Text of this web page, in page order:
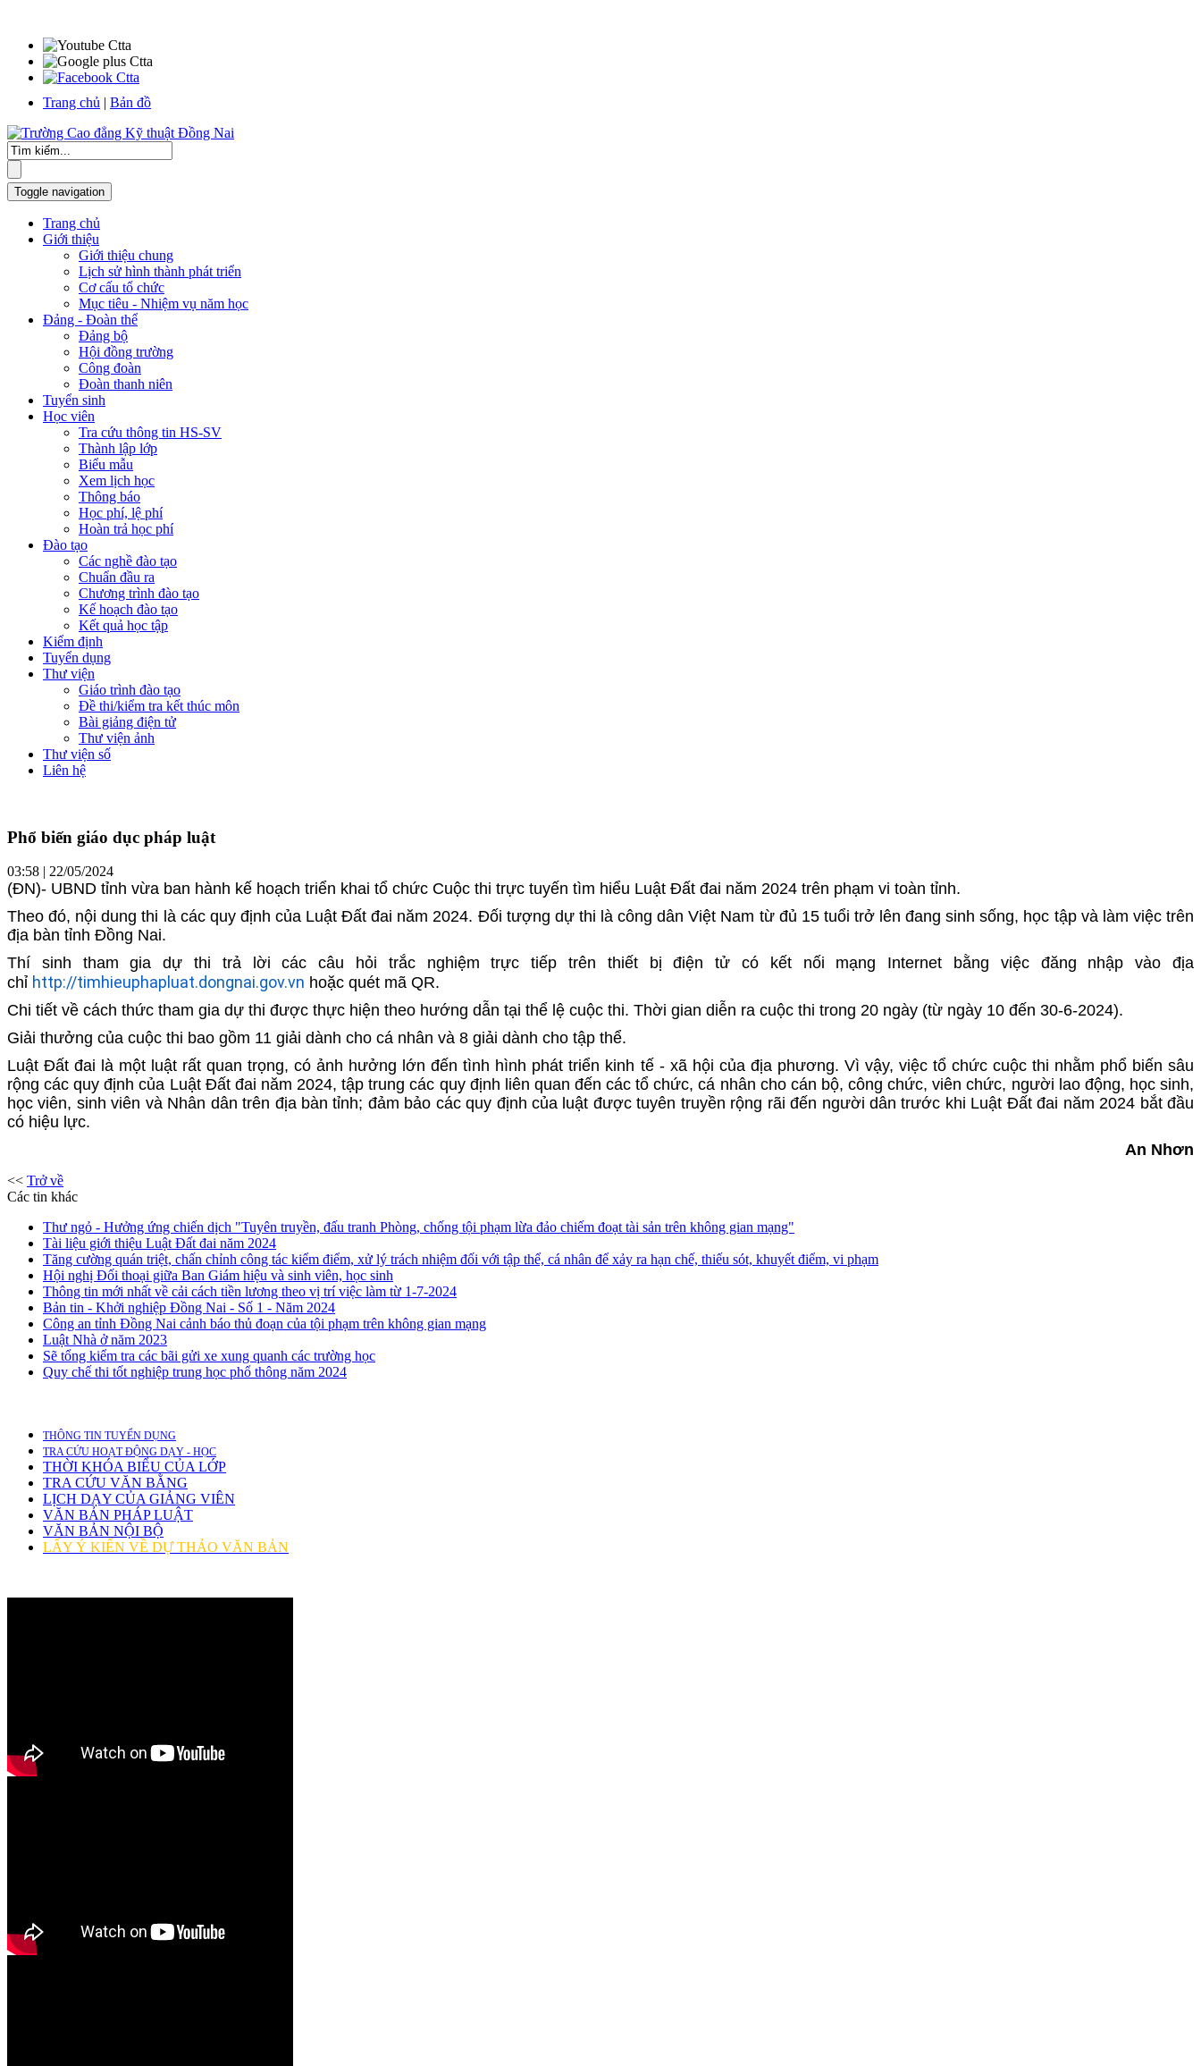
Trang chủ | Bản đồ
Toggle navigation
Trang chủ
Giới thiệu
Giới thiệu chung
Lịch sử hình thành phát triển
Cơ cấu tổ chức
Mục tiêu - Nhiệm vụ năm học
Đảng - Đoàn thể
Đảng bộ
Hội đồng trường
Công đoàn
Đoàn thanh niên
Tuyển sinh
Học viên
Tra cứu thông tin HS-SV
Thành lập lớp
Biểu mẫu
Xem lịch học
Thông báo
Học phí, lệ phí
Hoàn trả học phí
Đào tạo
Các nghề đào tạo
Chuẩn đầu ra
Chương trình đào tạo
Kế hoạch đào tạo
Kết quả học tập
Kiểm định
Tuyển dụng
Thư viện
Giáo trình đào tạo
Đề thi/kiểm tra kết thúc môn
Bài giảng điện tử
Thư viện ảnh
Thư viện số
Liên hệ
Phổ biến giáo dục pháp luật
03:58 | 22/05/2024
(ĐN)- UBND tỉnh vừa ban hành kế hoạch triển khai tổ chức Cuộc thi trực tuyến tìm hiểu Luật Đất đai năm 2024 trên phạm vi toàn tỉnh.
Theo đó, nội dung thi là các quy định của Luật Đất đai năm 2024. Đối tượng dự thi là công dân Việt Nam từ đủ 15 tuổi trở lên đang sinh sống, học tập và làm việc trên
địa bàn tỉnh Đồng Nai.
Thí sinh tham gia dự thi trả lời các câu hỏi trắc nghiệm trực tiếp trên thiết bị điện tử có kết nối mạng Internet bằng việc đăng nhập vào địa
chỉ http://timhieuphapluat.dongnai.gov.vn hoặc quét mã QR.
Chi tiết về cách thức tham gia dự thi được thực hiện theo hướng dẫn tại thể lệ cuộc thi. Thời gian diễn ra cuộc thi trong 20 ngày (từ ngày 10 đến 30-6-2024).
Giải thưởng của cuộc thi bao gồm 11 giải dành cho cá nhân và 8 giải dành cho tập thể.
Luật Đất đai là một luật rất quan trọng, có ảnh hưởng lớn đến tình hình phát triển kinh tế - xã hội của địa phương. Vì vậy, việc tổ chức cuộc thi nhằm phổ biến sâu
rộng các quy định của Luật Đất đai năm 2024, tập trung các quy định liên quan đến các tổ chức, cá nhân cho cán bộ, công chức, viên chức, người lao động, học sinh,
học viên, sinh viên và Nhân dân trên địa bàn tỉnh; đảm bảo các quy định của luật được tuyên truyền rộng rãi đến người dân trước khi Luật Đất đai năm 2024 bắt đầu
có hiệu lực.
An Nhơn
<< Trở về
Các tin khác
Thư ngỏ - Hưởng ứng chiến dịch "Tuyên truyền, đấu tranh Phòng, chống tội phạm lừa đảo chiếm đoạt tài sản trên không gian mạng"
Tài liệu giới thiệu Luật Đất đai năm 2024
Tăng cường quán triệt, chấn chỉnh công tác kiểm điểm, xử lý trách nhiệm đối với tập thể, cá nhân để xảy ra hạn chế, thiếu sót, khuyết điểm, vi phạm
Hội nghị Đối thoại giữa Ban Giám hiệu và sinh viên, học sinh
Thông tin mới nhất về cải cách tiền lương theo vị trí việc làm từ 1-7-2024
Bản tin - Khởi nghiệp Đồng Nai - Số 1 - Năm 2024
Công an tỉnh Đồng Nai cảnh báo thủ đoạn của tội phạm trên không gian mạng
Luật Nhà ở năm 2023
Sẽ tổng kiểm tra các bãi gửi xe xung quanh các trường học
Quy chế thi tốt nghiệp trung học phổ thông năm 2024
THÔNG TIN TUYỂN DỤNG
TRA CỨU HOẠT ĐỘNG DẠY - HỌC
THỜI KHÓA BIỂU CỦA LỚP
TRA CỨU VĂN BẰNG
LỊCH DẠY CỦA GIẢNG VIÊN
VĂN BẢN PHÁP LUẬT
VĂN BẢN NỘI BỘ
LẤY Ý KIẾN VỀ DỰ THẢO VĂN BẢN